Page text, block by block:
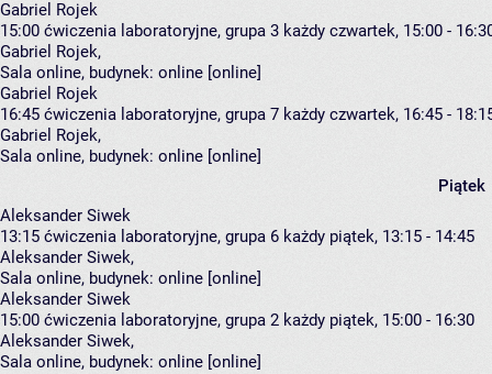
Gabriel Rojek
15:00 ćwiczenia laboratoryjne, grupa 3 każdy czwartek, 15:00 -
Gabriel Rojek,
Sala online, budynek: online [online]
Gabriel Rojek
16:45 ćwiczenia laboratoryjne, grupa 7 każdy czwartek, 16:45 -
Gabriel Rojek,
Sala online, budynek: online [online]
Piątek
Aleksander Siwek
13:15 ćwiczenia laboratoryjne, grupa 6 każdy piątek, 13:15 - 14:45
Aleksander Siwek,
Sala online, budynek: online [online]
Aleksander Siwek
15:00 ćwiczenia laboratoryjne, grupa 2 każdy piątek, 15:00 - 16:30
Aleksander Siwek,
Sala online, budynek: online [online]